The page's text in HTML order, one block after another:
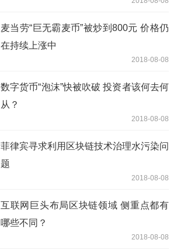
麦当劳“巨无霸麦币”被炒到800元 价格仍
在持续上涨中
2018-08-08
数字货币“泡沫”快被吹破 投资者该何去何
从？
2018-08-08
菲律宾寻求利用区块链技术治理水污染问
题
2018-08-08
互联网巨头布局区块链领域 侧重点都有
哪些不同？
2018-08-08